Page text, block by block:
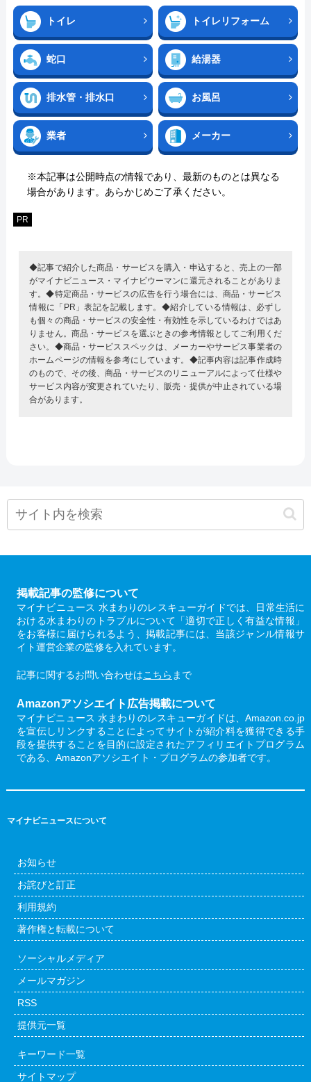
トイレ トイレリフォーム
蛇口 給湯器
排水管・排水口 お風呂
業者 メーカー
※本記事は公開時点の情報であり、最新のものとは異なる
場合があります。あらかじめご了承ください。
PR
◆記事で紹介した商品・サービスを購入・申込すると、売上の一部
がマイナビニュース・マイナビウーマンに還元されることがありま
す。◆特定商品・サービスの広告を行う場合には、商品・サービス
情報に「PR」表記を記載します。◆紹介している情報は、必ずし
も個々の商品・サービスの安全性・有効性を示しているわけではあ
りません。商品・サービスを選ぶときの参考情報としてご利用くだ
さい。◆商品・サービススペックは、メーカーやサービス事業者の
ホームページの情報を参考にしています。◆記事内容は記事作成時
のもので、その後、商品・サービスのリニューアルによって仕様や
サービス内容が変更されていたり、販売・提供が中止されている場
合があります。
掲載記事の監修について
マイナビニュース 水まわりのレスキューガイドでは、日常生活に
おける水まわりのトラブルについて「適切で正しく有益な情報」
をお客様に届けられるよう、掲載記事には、当該ジャンル情報サ
イト運営企業の監修を入れています。
記事に関するお問い合わせはこちら まで
Amazonアソシエイト広告掲載について
マイナビニュース 水まわりのレスキューガイドは、Amazon.co.jp
を宣伝しリンクすることによってサイトが紹介料を獲得できる手
段を提供することを目的に設定されたアフィリエイトプログラム
である、Amazonアソシエイト・プログラムの参加者です。
マイナビニュースについて
お知らせ
お詫びと訂正
利用規約
著作権と転載について
ソーシャルメディア
メールマガジン
RSS
提供元一覧
キーワード一覧
サイトマップ